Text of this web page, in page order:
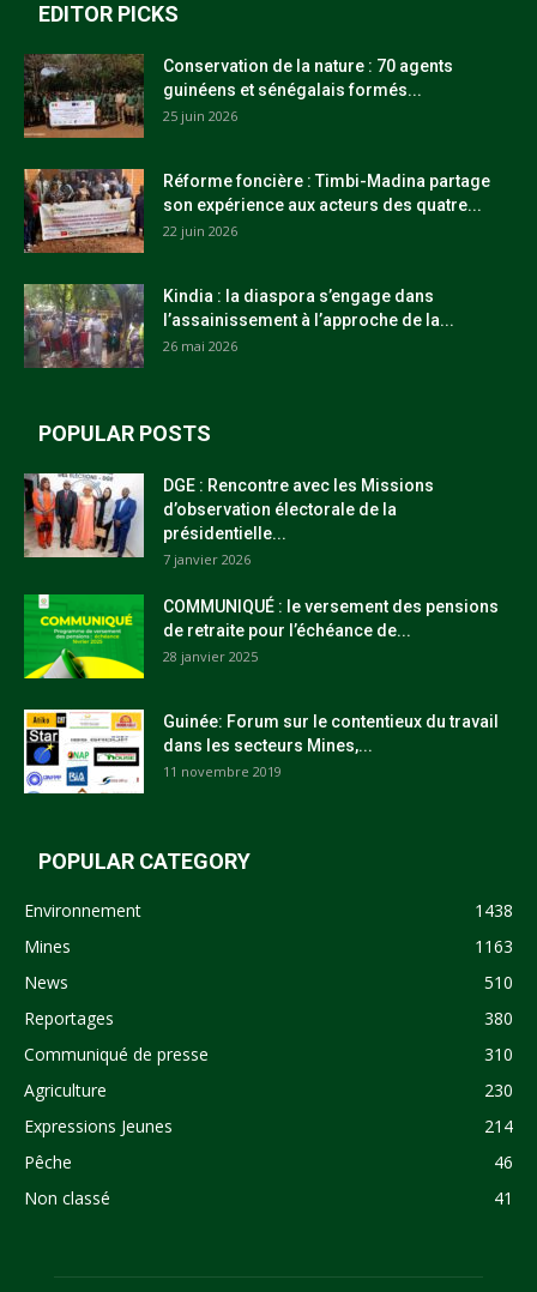
EDITOR PICKS
Conservation de la nature : 70 agents
guinéens et sénégalais formés...
25 juin 2026
Réforme foncière : Timbi-Madina partage
son expérience aux acteurs des quatre...
22 juin 2026
Kindia : la diaspora s’engage dans
l’assainissement à l’approche de la...
26 mai 2026
POPULAR POSTS
DGE : Rencontre avec les Missions
d’observation électorale de la
présidentielle...
7 janvier 2026
COMMUNIQUÉ : le versement des pensions
de retraite pour l’échéance de...
28 janvier 2025
Guinée: Forum sur le contentieux du travail
dans les secteurs Mines,...
11 novembre 2019
POPULAR CATEGORY
Environnement
1438
Mines
1163
News
510
Reportages
380
Communiqué de presse
310
Agriculture
230
Expressions Jeunes
214
Pêche
46
Non classé
41